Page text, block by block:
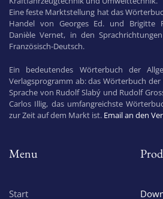
Eine feste Marktstellung hat das
Handel von Georges Ed. und Brigitte
Danièle Vernet, in den
Französisch-Deutsch.
Ein bedeutendes Wörterbuch der
Verlagsprogramm ab: das Wörterbuch
Sprache von Rudolf Slabý und Rudolf
Carlos Illig, das umfangreichste
zur Zeit auf dem Markt ist. Email an den
Menu
Start